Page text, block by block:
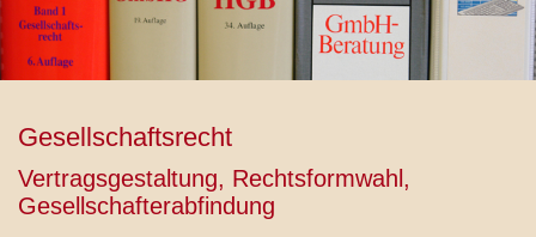
Gesellschaftsrecht
Vertragsgestaltung, Rechtsformwahl,
Gesellschafterabfindung